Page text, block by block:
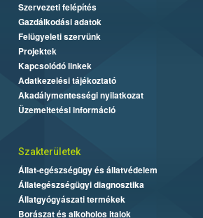
Szervezeti felépítés
Gazdálkodási adatok
Felügyeleti szervünk
Projektek
Kapcsolódó linkek
Adatkezelési tájékoztató
Akadálymentességi nyilatkozat
Üzemeltetési információ
Szakterületek
Állat-egészségügy és állatvédelem
Állategészségügyi diagnosztika
Állatgyógyászati termékek
Borászat és alkoholos italok